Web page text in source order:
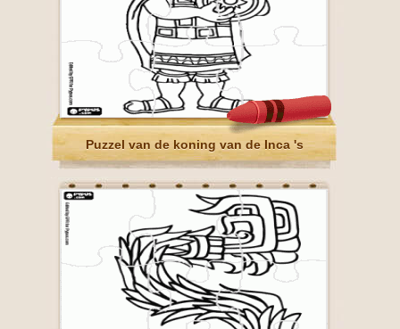
Puzzel van de koning van de Inca 's